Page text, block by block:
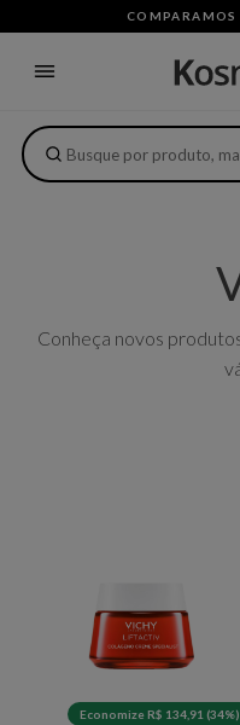
COMPARAMOS
Conheça novos
Economize R$ 134,91 (34%)